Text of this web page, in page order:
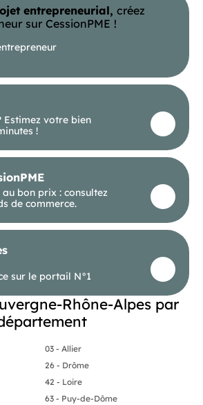
à l'étage, wc/handicapés au
pour la clientèle.
de bonne performance
sur une fenêtre
HT à la charge du preneur (soit
entrepreneurial, créez
sur CessionPME !
Estimez votre bien
!
bon prix : consultez
de commerce.
sur le portail N°1
Rhône-Alpes par
03 - Allier
26 - Drôme
42 - Loire
63 - Puy-de-Dôme